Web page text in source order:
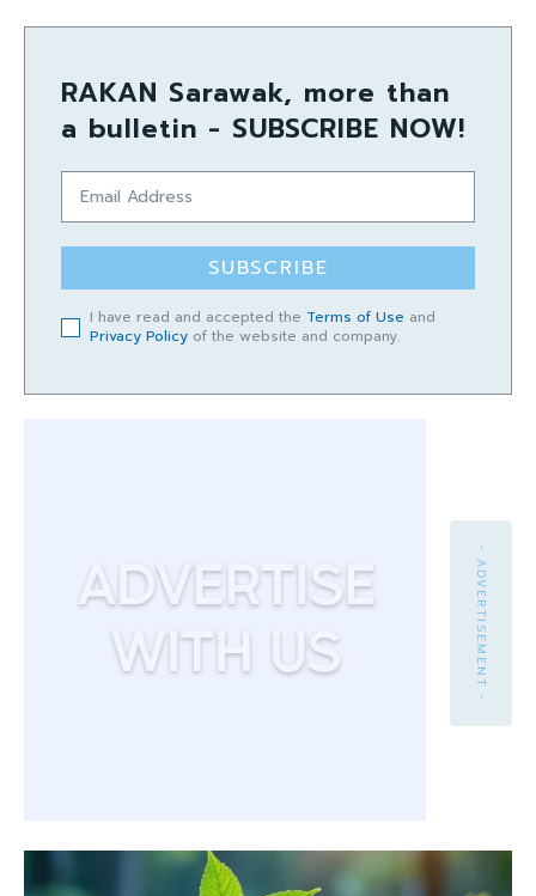
RAKAN Sarawak, more than
a bulletin - SUBSCRIBE NOW!
SUBSCRIBE
I have read and accepted the Terms of Use and
Privacy Policy of the website and company.
- ADVERTISEMENT -